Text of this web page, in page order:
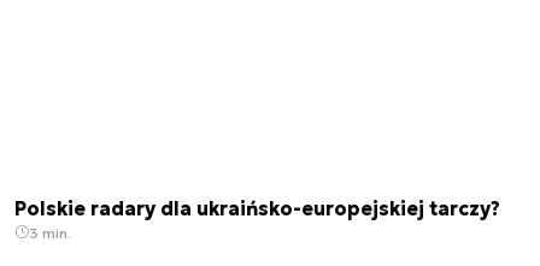
Polskie radary dla ukraińsko-europejskiej tarczy?
3 min.